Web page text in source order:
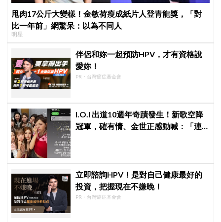
甩肉17公斤大變樣！金敏荷瘦成紙片人登青龍獎，「對
比一年前」網驚呆：以為不同人
明星
伴侶和妳一起預防HPV，才有資格說
愛妳！
PR・台灣癌症基金會
I.O.I 出道10週年奇蹟發生！新歌空降
冠軍，磪有情、金世正感動喊：「連
立即諮詢HPV！是對自己健康最好的
投資，把握現在不嫌晚！
PR・台灣癌症基金會